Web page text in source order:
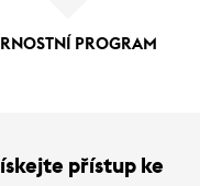
PROGRAM
přístup ke